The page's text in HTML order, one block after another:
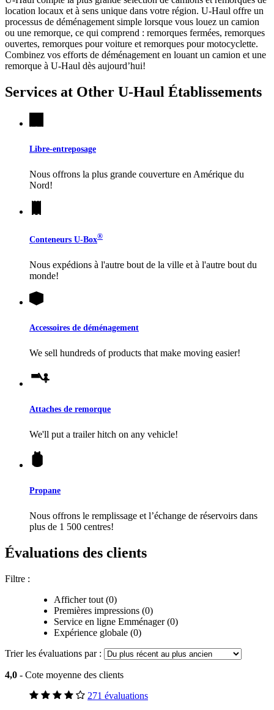
location locaux et à sens unique dans votre région. U-Haul offre un
processus de déménagement simple lorsque vous louez un camion
ou une remorque, ce qui comprend : remorques fermées, remorques
ouvertes, remorques pour voiture et remorques pour motocyclette.
Combinez vos efforts de déménagement en louant un camion et une
remorque à U-Haul dès aujourd’hui!
Services at Other U-Haul Établissements
Libre-entreposage
Nous offrons la plus grande couverture en Amérique du
Nord!
Conteneurs U-Box®
Nous expédions à l'autre bout de la ville et à l'autre bout du
monde!
Accessoires de déménagement
We sell hundreds of products that make moving easier!
Attaches de remorque
We'll put a trailer hitch on any vehicle!
Propane
Nous offrons le remplissage et l’échange de réservoirs dans
plus de 1 500 centres!
Évaluations des clients
Filtre :
Afficher tout (0)
Premières impressions (0)
Service en ligne Emménager (0)
Expérience globale (0)
Trier les évaluations par :
4,0 - Cote moyenne des clients
271 évaluations